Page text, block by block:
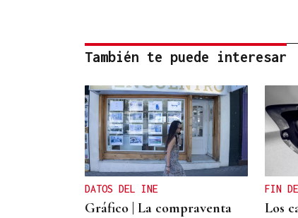
También te puede interesar
DATOS DEL INE
Gráfico | La compraventa
FIN
Los